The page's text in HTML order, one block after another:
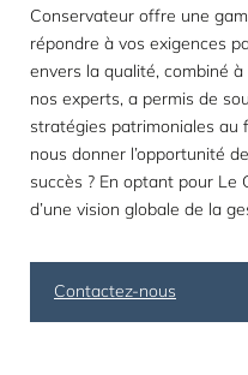
Conservateur offre une
répondre à vos exigences
envers la qualité, combiné
nos experts, a permis de
stratégies patrimoniales au
nous donner l’opportunité
succès ? En optant pour Le
d’une vision globale de la
Contactez-nous